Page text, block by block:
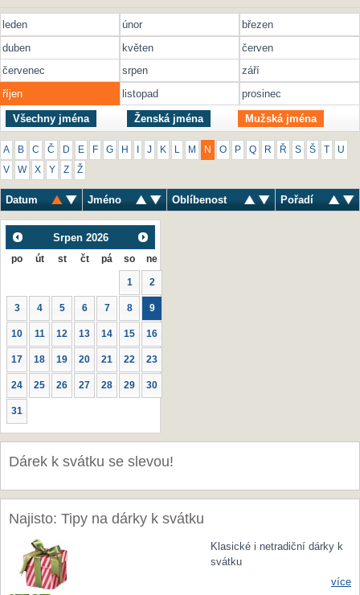
leden únor
březen
duben
květen
červen
červenec
srpen
září
říjen
listopad prosinec
Všechny jména Ženská jména Mužská jména
A B C Č D E F G H J K M N O P Q R Ř S Š U
V W X Y Z Ž
Datum Jméno Oblíbenost Pořadí
Srpen 2026
po út st čt pá so ne
1 2
3 4 5 6 7 8 9
10 11 12 13 14 15 16
17 18 19 20 21 22 23
24 25 26 27 28 29 30
31
Dárek k svátku se slevou!
Najisto: Tipy na dárky k svátku
Klasické i netradiční dárky k
svátku
více